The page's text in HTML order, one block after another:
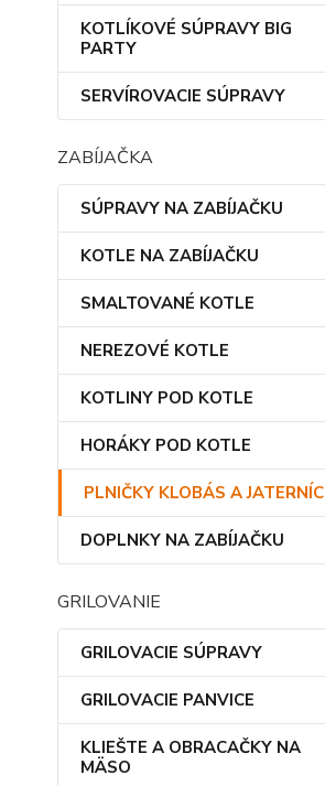
KOTLÍKOVÉ SÚPRAVY BIG
PARTY
SERVÍROVACIE SÚPRAVY
ZABÍJAČKA
SÚPRAVY NA ZABÍJAČKU
KOTLE NA ZABÍJAČKU
SMALTOVANÉ KOTLE
NEREZOVÉ KOTLE
KOTLINY POD KOTLE
HORÁKY POD KOTLE
PLNIČKY KLOBÁS A JATERNÍC
DOPLNKY NA ZABÍJAČKU
GRILOVANIE
GRILOVACIE SÚPRAVY
GRILOVACIE PANVICE
KLIEŠTE A OBRACAČKY NA
MÄSO